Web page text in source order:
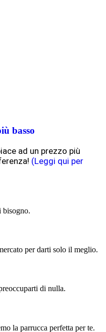
basso
ad un prezzo più
(Leggi qui per
bisogno.
per darti solo il meglio.
di nulla.
la parrucca perfetta per te.